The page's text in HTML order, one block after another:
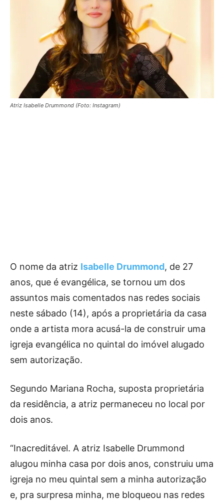
Atriz Isabelle Drummond (Foto: Instagram)
O nome da atriz Isabelle Drummond, de 27
anos, que é evangélica, se tornou um dos
assuntos mais comentados nas redes sociais
neste sábado (14), após a proprietária da casa
onde a artista mora acusá-la de construir uma
igreja evangélica no quintal do imóvel alugado
sem autorização.
Segundo Mariana Rocha, suposta proprietária
da residência, a atriz permaneceu no local por
dois anos.
“Inacreditável. A atriz Isabelle Drummond
alugou minha casa por dois anos, construiu uma
igreja no meu quintal sem a minha autorização
e, pra surpresa minha, me bloqueou nas redes